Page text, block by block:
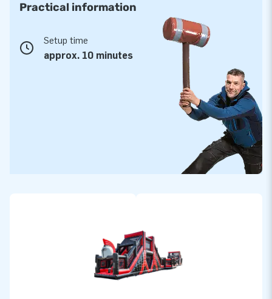
Practical information
Setup time
approx. 10 minutes